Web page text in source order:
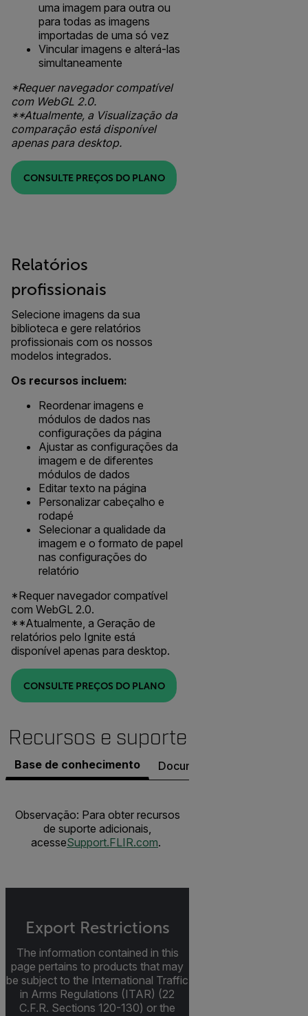
uma imagem para outra ou
para todas as imagens
importadas de uma só vez
Vincular imagens e alterá-las
simultaneamente
*Requer navegador compatível
com WebGL 2.0.
**Atualmente, a Visualização da
comparação está disponível
apenas para desktop.
CONSULTE PREÇOS DO PLANO
Relatórios
profissionais
Selecione imagens da sua
biblioteca e gere relatórios
profissionais com os nossos
modelos integrados.
Os recursos incluem:
Reordenar imagens e
módulos de dados nas
configurações da página
Ajustar as configurações da
imagem e de diferentes
módulos de dados
Editar texto na página
Personalizar cabeçalho e
rodapé
Selecionar a qualidade da
imagem e o formato de papel
nas configurações do
relatório
*Requer navegador compatível
com WebGL 2.0.
**Atualmente, a Geração de
relatórios pelo Ignite está
disponível apenas para desktop.
CONSULTE PREÇOS DO PLANO
Recursos e suporte
Base de conhecimento Documentos
Observação: Para obter recursos
de suporte adicionais,
acesseSupport.FLIR.com.
Export Restrictions
The information contained in this
page pertains to products that may
be subject to the International Traffic
in Arms Regulations (ITAR) (22
C.F.R. Sections 120-130) or the